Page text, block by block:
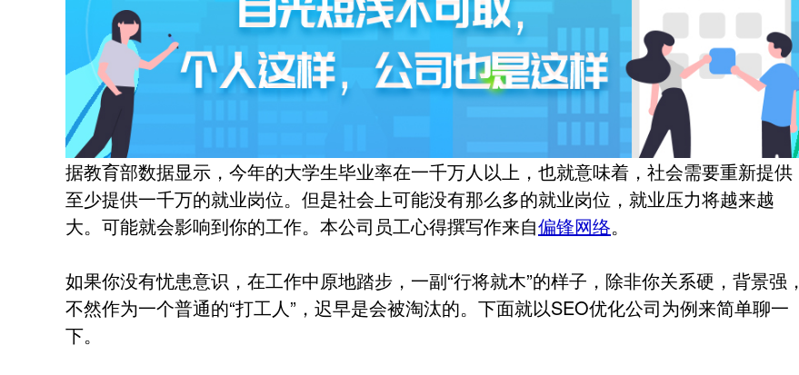
据教育部数据显示，今年的大学生毕业率在一千万人以上，也就意味着，社会需要重新提供
至少提供一千万的就业岗位。但是社会上可能没有那么多的就业岗位，就业压力将越来越
大。可能就会影响到你的工作。本公司员工心得撰写作来自偏锋网络。
如果你没有忧患意识，在工作中原地踏步，一副“行将就木”的样子，除非你关系硬，背景强，
不然作为一个普通的“打工人”，迟早是会被淘汰的。下面就以SEO优化公司为例来简单聊一
下。